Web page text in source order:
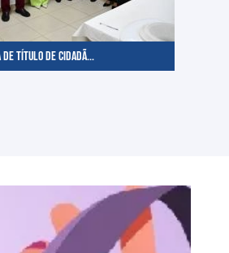
DE TÍTULO DE CIDADÃ...